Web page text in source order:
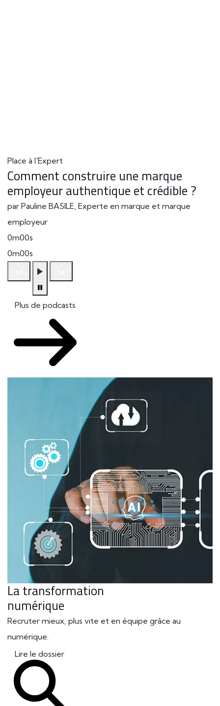
Place à l'Expert
Comment construire une marque
employeur authentique et crédible ?
par Pauline BASILE, Experte en marque et marque
employeur
0m00s
0m00s
Plus de podcasts
La transformation
numérique
Recruter mieux, plus vite et en équipe grâce au
numérique.
Lire le dossier